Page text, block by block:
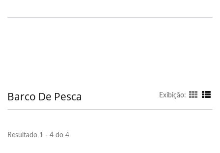
Barco De Pesca Exibição:
Resultado 1 - 4 do 4